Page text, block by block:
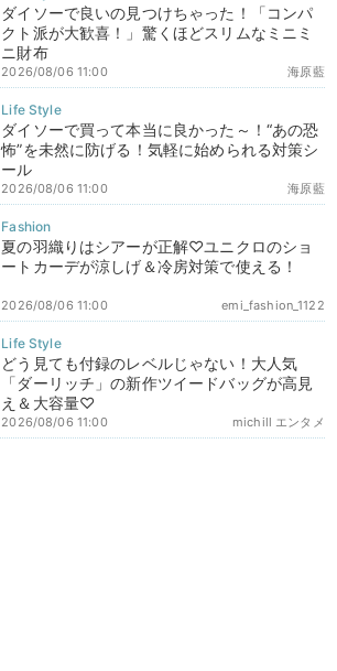
ダイソーで良いの見つけちゃった！「コンパ
クト派が大歓喜！」驚くほどスリムなミニミ
ニ財布
海原藍
2026/08/06 11:00
ダイソーで買って本当に良かった～！“あの恐
怖”を未然に防げる！気軽に始められる対策シ
ール
海原藍
2026/08/06 11:00
夏の羽織りはシアーが正解♡ユニクロのショ
ートカーデが涼しげ＆冷房対策で使える！
emi_fashion_1122
2026/08/06 11:00
どう見ても付録のレベルじゃない！大人気
「ダーリッチ」の新作ツイードバッグが高見
え＆大容量♡
michill エンタメ
2026/08/06 11:00